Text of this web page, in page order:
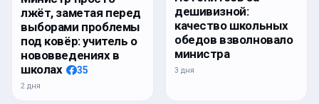
лжёт, заметая перед
выборами проблемы
под ковёр: учитель о
нововведениях в
школах
35
2 дня
дешивизной:
качество школьных
обедов взволновало
министра
3 дня